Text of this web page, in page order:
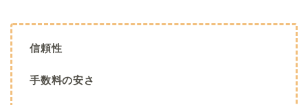
信頼性
手数料の安さ